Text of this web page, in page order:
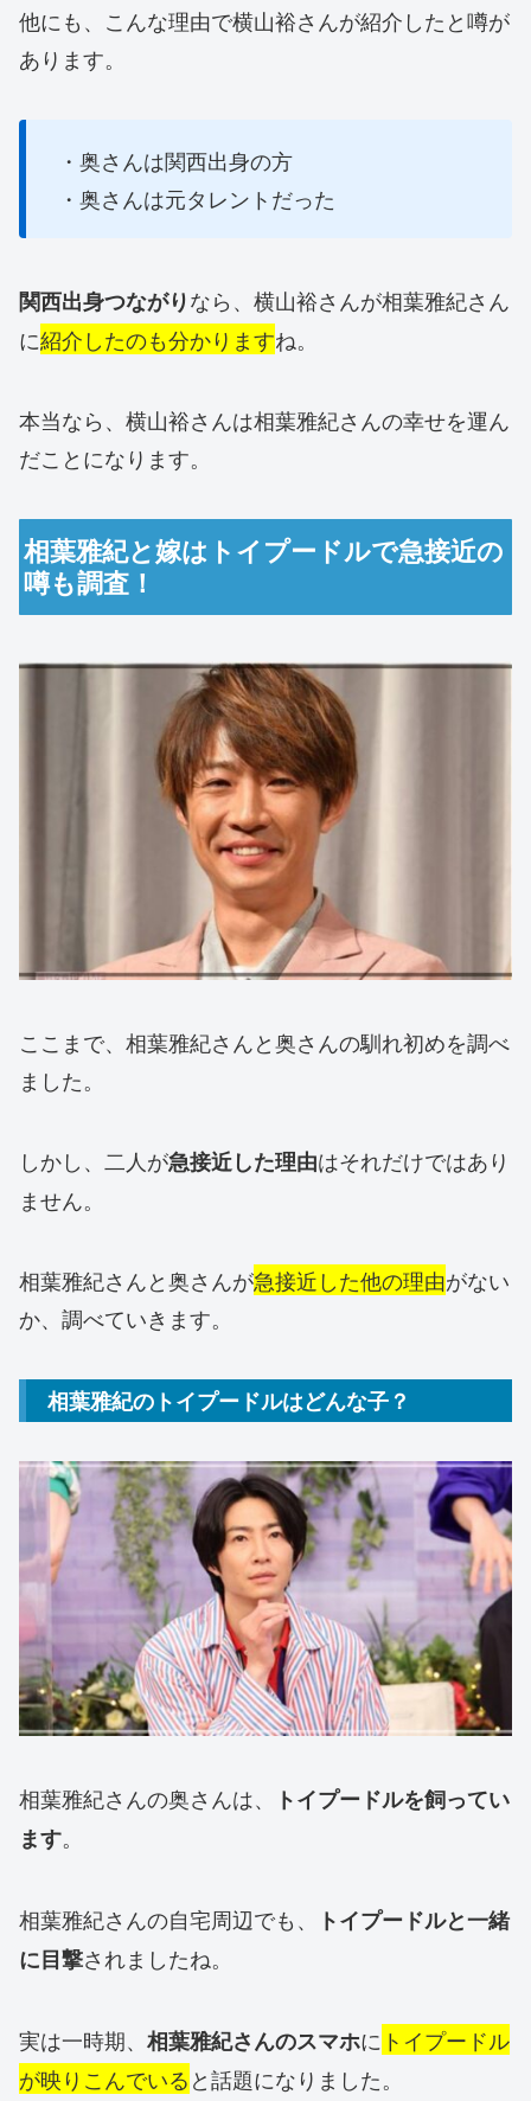
他にも、こんな理由で横山裕さんが紹介したと噂が
あります。
・奥さんは関西出身の方
・奥さんは元タレントだった
関西出身つながりなら、横山裕さんが相葉雅紀さん
に紹介したのも分かりますね。
本当なら、横山裕さんは相葉雅紀さんの幸せを運ん
だことになります。
相葉雅紀と嫁はトイプードルで急接近の
噂も調査！
ここまで、相葉雅紀さんと奥さんの馴れ初めを調べ
ました。
しかし、二人が急接近した理由はそれだけではあり
ません。
相葉雅紀さんと奥さんが急接近した他の理由がない
か、調べていきます。
相葉雅紀のトイプードルはどんな子？
相葉雅紀さんの奥さんは、
トイプードルを飼ってい
ます。
相葉雅紀さんの自宅周辺でも、
トイプードルと一緒
に目撃されましたね。
実は一時期、 相葉雅紀さんのスマホに トイプードル
が映りこんでいると話題になりました。